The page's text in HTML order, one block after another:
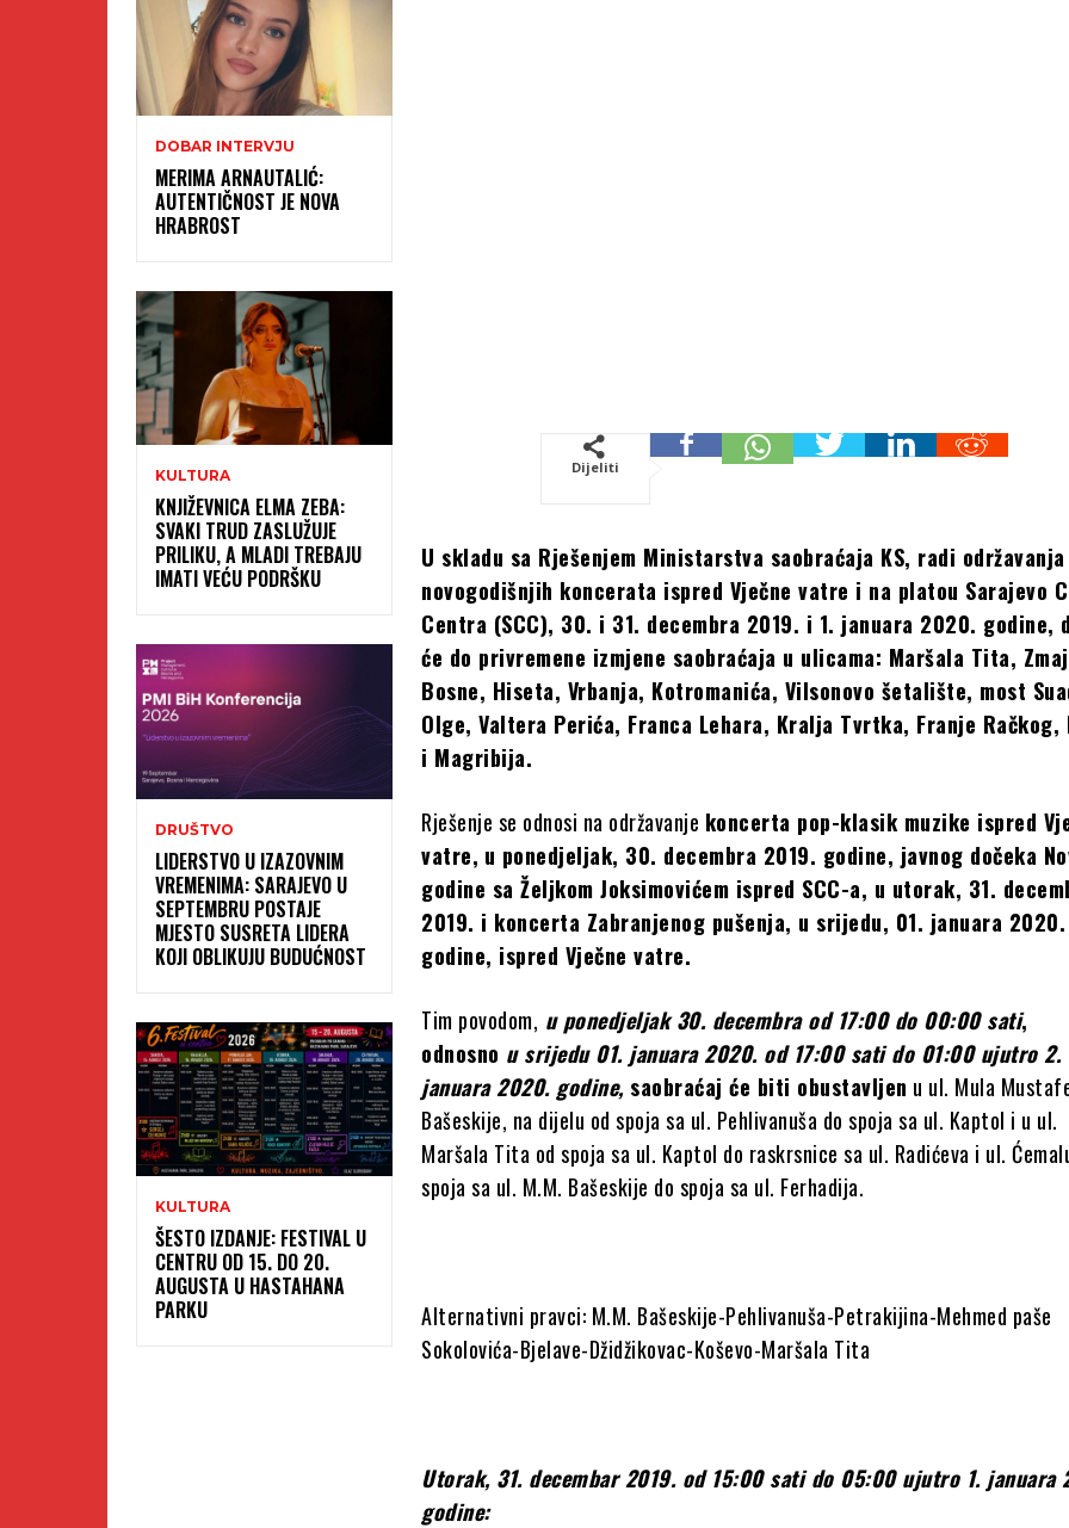
DOBAR INTERVJU
MERIMA ARNAUTALIĆ:
AUTENTIČNOST JE NOVA
HRABROST
KULTURA
KNJIŽEVNICA ELMA ZEBA:
SVAKI TRUD ZASLUŽUJE
PRILIKU, A MLADI TREBAJU
IMATI VEĆU PODRŠKU
DRUŠTVO
LIDERSTVO U IZAZOVNIM
VREMENIMA: SARAJEVO U
SEPTEMBRU POSTAJE
MJESTO SUSRETA LIDERA
KOJI OBLIKUJU BUDUĆNOST
KULTURA
ŠESTO IZDANJE: FESTIVAL U
CENTRU OD 15. DO 20.
AUGUSTA U HASTAHANA
PARKU
Dijeliti
U skladu sa Rješenjem Ministarstva saobraćaja KS, radi održavanja
novogodišnjih koncerata ispred Vječne vatre i na platou Sarajevo
Centra (SCC), 30. i 31. decembra 2019. i 1. januara 2020. godine,
će do privremene izmjene saobraćaja u ulicama: Maršala Tita,
Bosne, Hiseta, Vrbanja, Kotromanića, Vilsonovo šetalište, most
Olge, Valtera Perića, Franca Lehara, Kralja Tvrtka, Franje Račkog,
i Magribija.
Rješenje se odnosi na održavanje koncerta pop-klasik muzike ispred
vatre, u ponedjeljak, 30. decembra 2019. godine, javnog dočeka
godine sa Željkom Joksimovićem ispred SCC-a, u utorak, 31.
2019. i koncerta Zabranjenog pušenja, u srijedu, 01. januara 2020.
godine, ispred Vječne vatre.
Tim povodom, u ponedjeljak 30. decembra od 17:00 do 00:00 sati,
odnosno u srijedu 01. januara 2020. od 17:00 sati do 01:00 ujutro 2.
januara 2020. godine, saobraćaj će biti obustavljen u ul. Mula
Bašeskije, na dijelu od spoja sa ul. Pehlivanuša do spoja sa ul. Kaptol i u ul.
Maršala Tita od spoja sa ul. Kaptol do raskrsnice sa ul. Radićeva i ul.
spoja sa ul. M.M. Bašeskije do spoja sa ul. Ferhadija.
Alternativni pravci: M.M. Bašeskije-Pehlivanuša-Petrakijina-Mehmed paše
Sokolovića-Bjelave-Džidžikovac-Koševo-Maršala Tita
Utorak, 31. decembar 2019. od 15:00 sati do 05:00 ujutro 1. januara
godine: